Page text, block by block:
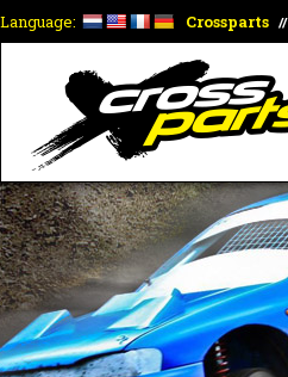
Language: Crossparts //